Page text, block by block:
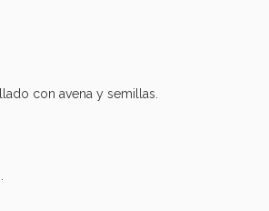
con avena y semillas.